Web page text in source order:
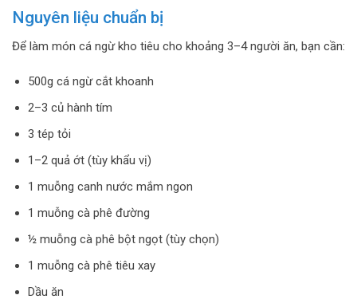
Nguyên liệu chuẩn bị
Để làm món cá ngừ kho tiêu cho khoảng 3–4 người ăn, bạn cần:
500g cá ngừ cắt khoanh
2–3 củ hành tím
3 tép tỏi
1–2 quả ớt (tùy khẩu vị)
1 muỗng canh nước mắm ngon
1 muỗng cà phê đường
½ muỗng cà phê bột ngọt (tùy chọn)
1 muỗng cà phê tiêu xay
Dầu ăn